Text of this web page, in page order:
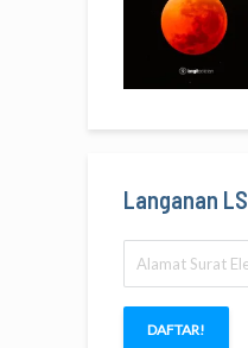
Langanan LS
Surat
Elektronik
DAFTAR!